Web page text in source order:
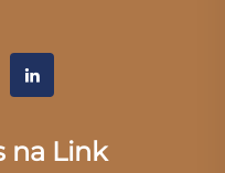
na Link